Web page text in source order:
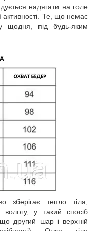
надягати на голе
активності. Те, що немає
щодня, під будь-яким
зберігає тепло тіла,
у такий спосіб
другий шар і верхній